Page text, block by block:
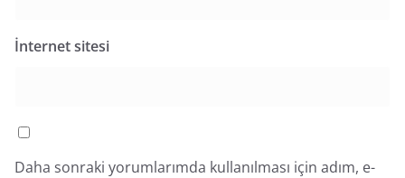
İnternet sitesi
Daha sonraki yorumlarımda kullanılması için adım, e-